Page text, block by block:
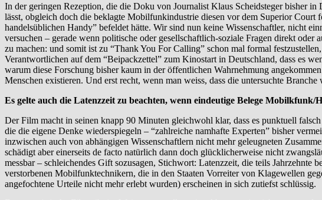
In der geringen Rezeption, die die Doku von Journalist Klaus Scheidsteger bisher
lässt, obgleich doch die beklagte Mobilfunkindustrie diesen vor dem Superior
handelsüblichen Handy” befeldet hätte. Wir sind nun keine Wissenschaftler, nicht
versuchen – gerade wenn politische oder gesellschaftlich-soziale Fragen direkt
zu machen: und somit ist zu “Thank You For Calling” schon mal formal
Verantwortlichen auf dem “Beipackzettel” zum Kinostart in Deutschland, dass es
warum diese Forschung bisher kaum in der öffentlichen Wahrnehmung
Menschen existieren. Und erst recht, wenn man weiss, dass die untersuchte
Es gelte auch die Latenzzeit zu beachten, wenn eindeutige Belege
Der Film macht in seinen knapp 90 Minuten gleichwohl klar, dass es punktuell
die die eigene Denke wiederspiegeln – “zahlreiche namhafte Experten” bisher
inzwischen auch von abhängigen Wissenschaftlern nicht mehr geleugneten
schädigt aber einerseits de facto natürlich dann doch glücklicherweise nicht
messbar – schleichendes Gift sozusagen, Stichwort: Latenzzeit, die teils
verstorbenen Mobilfunktechnikern, die in den Staaten Vorreiter von Klagewellen
angefochtene Urteile nicht mehr erlebt wurden) erscheinen in sich zutiefst schlüssig.